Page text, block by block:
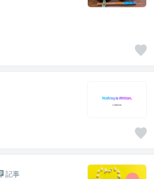
記事